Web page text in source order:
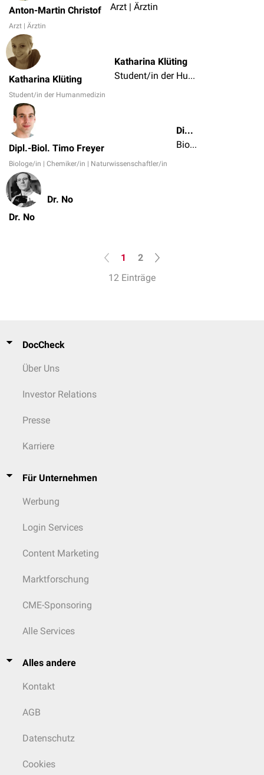
Anton-Martin Christof
Arzt | Ärztin
Arzt | Ärztin
Katharina Klüting
Student/in der Humanmedizin
Katharina Klüting
Student/in der Humanmedizin
Dipl.-Biol. Timo Freyer
Biologe/in | Chemiker/in | Naturwissenschaftler/in
Dipl.-Biol. Timo Freyer
Biologe/in | Chemiker/in | Naturwissenschaftler/in
Dr. No
Dr. No
1
2
12 Einträge
DocCheck
Über Uns
Investor Relations
Presse
Karriere
Für Unternehmen
Werbung
Login Services
Content Marketing
Marktforschung
CME-Sponsoring
Alle Services
Alles andere
Kontakt
AGB
Datenschutz
Cookies